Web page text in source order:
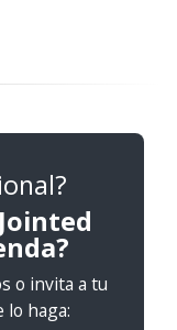
o invita a tu
lo haga: